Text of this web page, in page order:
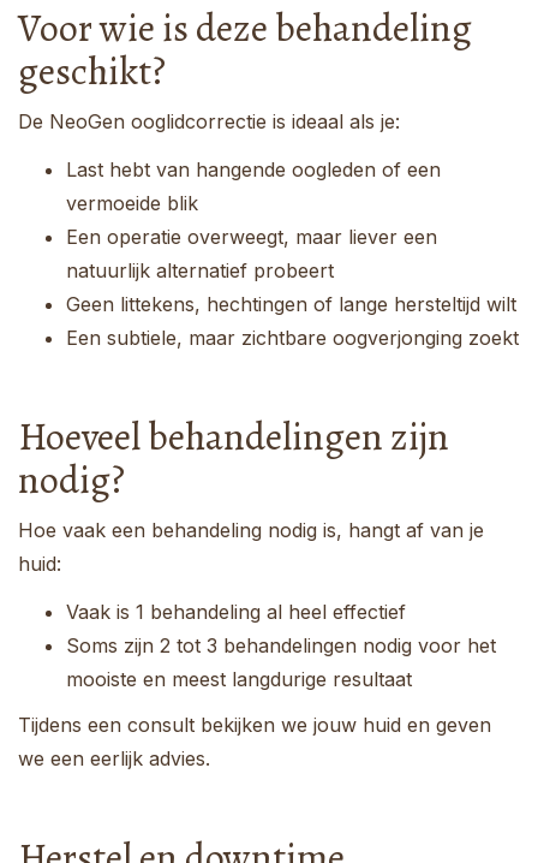
Voor wie is deze behandeling
geschikt?
De NeoGen ooglidcorrectie is ideaal als je:
Last hebt van hangende oogleden of een
vermoeide blik
Een operatie overweegt, maar liever een
natuurlijk alternatief probeert
Geen littekens, hechtingen of lange hersteltijd wilt
Een subtiele, maar zichtbare oogverjonging zoekt
Hoeveel behandelingen zijn
nodig?
Hoe vaak een behandeling nodig is, hangt af van je
huid:
Vaak is 1 behandeling al heel effectief
Soms zijn 2 tot 3 behandelingen nodig voor het
mooiste en meest langdurige resultaat
Tijdens een consult bekijken we jouw huid en geven
we een eerlijk advies.